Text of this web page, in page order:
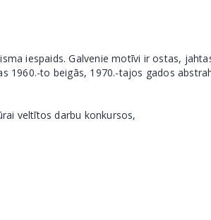
iespaids. Galvenie motīvi ir ostas,
1960.-to beigās, 1970.-tajos gados
veltītos darbu konkursos,